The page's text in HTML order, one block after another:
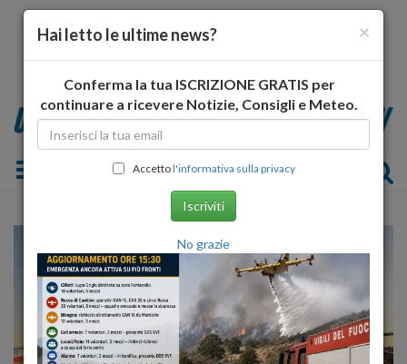
Toggle navigation
×
Hai letto le ultime news?
Conferma la tua ISCRIZIONE GRATIS per
continuare a ricevere Notizie, Consigli e Meteo.
Accettol'informativa sulla privacy
Iscriviti
No grazie